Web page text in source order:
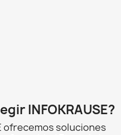
INFOKRAUSE?
ofrecemos soluciones